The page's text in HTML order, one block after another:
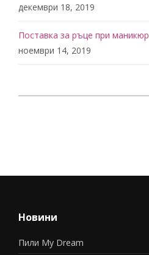
декември 18, 2019
Поставка за ръце при маникюр
ноември 14, 2019
Новини
Пили My Dream